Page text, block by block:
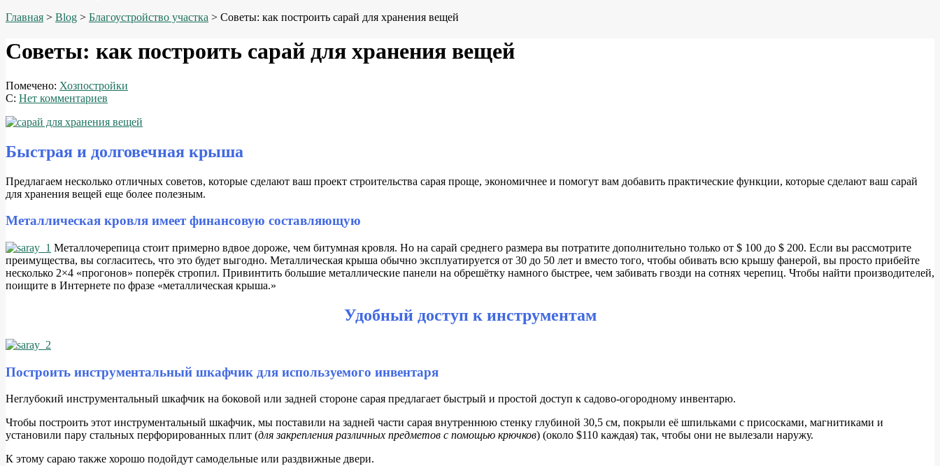
Главная > Blog > Благоустройство участка > Советы: как построить сарай для хранения вещей
Советы: как построить сарай для хранения вещей
Помечено: Хозпостройки
С: Нет комментариев
Быстрая и долговечная крыша
Предлагаем несколько отличных советов, которые сделают ваш проект строительства сарая проще, экономичнее и помогут вам добавить практические функции, которые сделают ваш сарай
для хранения вещей еще более полезным.
Металлическая кровля имеет финансовую составляющую
Металлочерепица стоит примерно вдвое дороже, чем битумная кровля. Но на сарай среднего размера вы потратите дополнительно только от $ 100 до $ 200. Если вы рассмотрите
преимущества, вы согласитесь, что это будет выгодно. Металлическая крыша обычно эксплуатируется от 30 до 50 лет и вместо того, чтобы обивать всю крышу фанерой, вы просто прибейте
несколько 2×4 «прогонов» поперёк стропил. Привинтить большие металлические панели на обрешётку намного быстрее, чем забивать гвозди на сотнях черепиц. Чтобы найти производителей,
поищите в Интернете по фразе «металлическая крыша.»
Удобный доступ к инструментам
Построить инструментальный шкафчик для используемого инвентаря
Неглубокий инструментальный шкафчик на боковой или задней стороне сарая предлагает быстрый и простой доступ к садово-огородному инвентарю.
Чтобы построить этот инструментальный шкафчик, мы поставили на задней части сарая внутреннюю стенку глубиной 30,5 см, покрыли её шпильками с присосками, магнитиками и
установили пару стальных перфорированных плит (для закрепления различных предметов с помощью крючков) (около $110 каждая) так, чтобы они не вылезали наружу.
К этому сараю также хорошо подойдут самодельные или раздвижные двери.